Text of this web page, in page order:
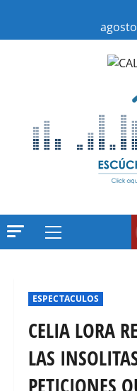
contenido
Menú
ESPECTACULOS
CELIA LORA
LAS
PETICIONES